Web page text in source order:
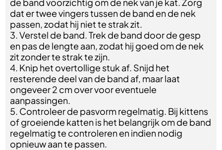
dat er twee vingers tussen de band en de nek
passen, zodat hij niet te strak zit.
3. Verstel de band. Trek de band door de gesp
en pas de lengte aan, zodat hij goed om de nek
zit zonder te strak te zijn.
4. Knip het overtollige stuk af. Snijd het
resterende deel van de band af, maar laat
ongeveer 2 cm over voor eventuele
aanpassingen.
5. Controleer de pasvorm regelmatig. Bij kittens
of groeiende katten is het belangrijk om de band
regelmatig te controleren en indien nodig
opnieuw aan te passen.